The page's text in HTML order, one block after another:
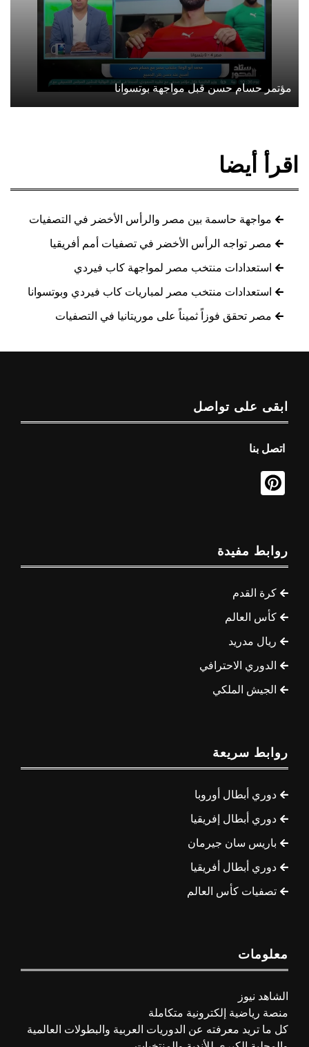
مؤتمر حسام حسن قبل مواجهة بوتسوانا
اقرأ أيضا
مواجهة حاسمة بين مصر والرأس الأخضر في التصفيات
مصر تواجه الرأس الأخضر في تصفيات أمم أفريقيا
استعدادات منتخب مصر لمواجهة كاب فيردي
استعدادات منتخب مصر لمباريات كاب فيردي وبوتسوانا
مصر تحقق فوزاً ثميناً على موريتانيا في التصفيات
ابقى على تواصل
اتصل بنا
روابط مفيدة
كرة القدم
كأس العالم
ريال مدريد
الدوري الاحترافي
الجيش الملكي
روابط سريعة
دوري أبطال أوروبا
دوري أبطال إفريقيا
باريس سان جيرمان
دوري أبطال أفريقيا
تصفيات كأس العالم
معلومات
الشاهد نيوز
منصة رياضية إلكترونية متكاملة
كل ما تريد معرفته عن الدوريات العربية والبطولات العالمية